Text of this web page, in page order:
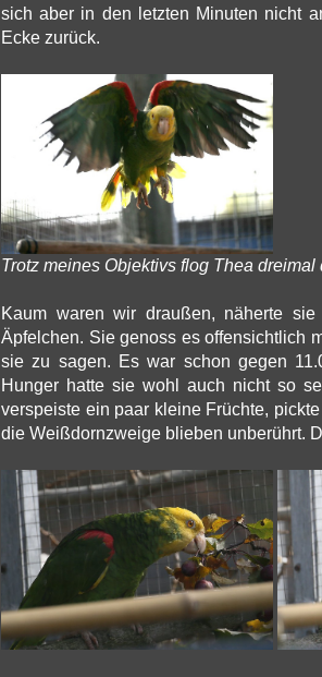
sich aber in den letzten Minuten nicht
Ecke zurück.
Trotz meines Objektivs flog Thea dreimal
Kaum waren wir draußen, näherte
Äpfelchen. Sie genoss es offensichtlich
sie zu sagen. Es war schon gegen
Hunger hatte sie wohl auch nicht so
verspeiste ein paar kleine Früchte,
die Weißdornzweige blieben unberührt.